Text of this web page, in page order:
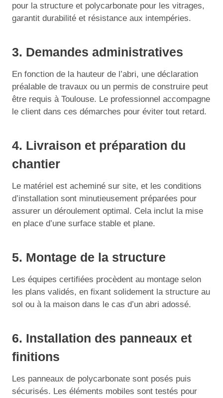
pour la structure et polycarbonate pour les vitrages,
garantit durabilité et résistance aux intempéries.
3. Demandes administratives
En fonction de la hauteur de l’abri, une déclaration
préalable de travaux ou un permis de construire peut
être requis à Toulouse. Le professionnel accompagne
le client dans ces démarches pour éviter tout retard.
4. Livraison et préparation du
chantier
Le matériel est acheminé sur site, et les conditions
d’installation sont minutieusement préparées pour
assurer un déroulement optimal. Cela inclut la mise
en place d’une surface stable et plane.
5. Montage de la structure
Les équipes certifiées procèdent au montage selon
les plans validés, en fixant solidement la structure au
sol ou à la maison dans le cas d’un abri adossé.
6. Installation des panneaux et
finitions
Les panneaux de polycarbonate sont posés puis
sécurisés. Les éléments mobiles sont testés pour